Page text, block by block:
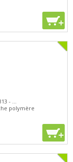
+
- ...
polymère
+